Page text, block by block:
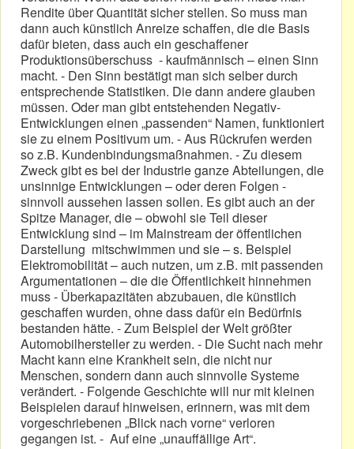
Rendite über Quantität sicher stellen. So muss man
dann auch künstlich Anreize schaffen, die die Basis
dafür bieten, dass auch ein geschaffener
Produktionsüberschuss - kaufmännisch – einen Sinn
macht. - Den Sinn bestätigt man sich selber durch
entsprechende Statistiken. Die dann andere glauben
müssen. Oder man gibt entstehenden Negativ-
Entwicklungen einen „passenden“ Namen, funktioniert
sie zu einem Positivum um. - Aus Rückrufen werden
so z.B. Kundenbindungsmaßnahmen. - Zu diesem
Zweck gibt es bei der Industrie ganze Abteilungen, die
unsinnige Entwicklungen – oder deren Folgen -
sinnvoll aussehen lassen sollen. Es gibt auch an der
Spitze Manager, die – obwohl sie Teil dieser
Entwicklung sind – im Mainstream der öffentlichen
Darstellung mitschwimmen und sie – s. Beispiel
Elektromobilität – auch nutzen, um z.B. mit passenden
Argumentationen – die die Öffentlichkeit hinnehmen
muss - Überkapazitäten abzubauen, die künstlich
geschaffen wurden, ohne dass dafür ein Bedürfnis
bestanden hätte. - Zum Beispiel der Welt größter
Automobilhersteller zu werden. - Die Sucht nach mehr
Macht kann eine Krankheit sein, die nicht nur
Menschen, sondern dann auch sinnvolle Systeme
verändert. - Folgende Geschichte will nur mit kleinen
Beispielen darauf hinweisen, erinnern, was mit dem
vorgeschriebenen „Blick nach vorne“ verloren
gegangen ist. - Auf eine „unauffällige Art“.